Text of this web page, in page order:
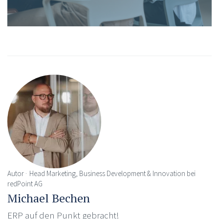
Autor
Head Marketing, Business Development & Innovation bei
redPoint AG
Michael Bechen
ERP auf den Punkt gebracht!